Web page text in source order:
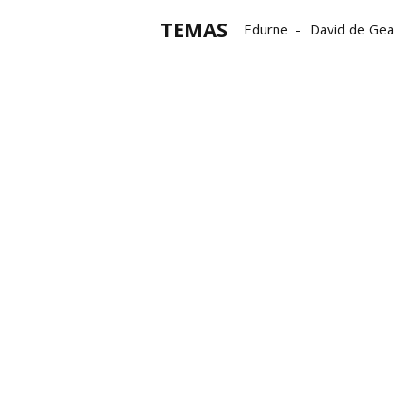
TEMAS Edurne David de Gea